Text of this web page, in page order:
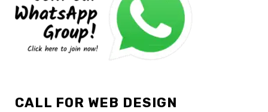
CALL FOR WEB DESIGN